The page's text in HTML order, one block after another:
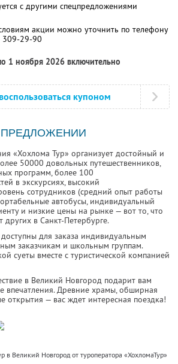
с другими спецпредложениями
акции можно уточнить по телефону
309-29-90
1 ноября 2026 включительно
купоном
«Хохлома Тур» организует достойный и
50000 довольных путешественников,
программ, более 100
в экскурсиях, высокий
сотрудников (средний опыт работы
автобусы, индивидуальный
и низкие цены на рынке — вот то, что
в Санкт-Петербурге.
для заказа индивидуальным
заказчикам и школьным группам.
суеты вместе с туристической компанией
в Великий Новгород подарит вам
впечатления. Древние храмы, обширная
открытия — вас ждет интересная поездка!
в Великий Новгород от туроператора «ХохломаТур»